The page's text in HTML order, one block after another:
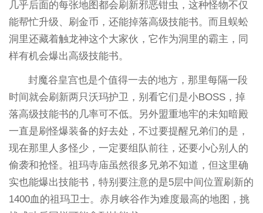
几乎后面的每张地图都会刷新邪恶钳虫，这种怪物不仅
能帮忙升级、刷金币，还能掉落高级技能书。而且蜈蚣
洞里还藏着触龙神这个大家伙，它作为洞里的霸主，同
样有机会爆出高级技能书。
封魔谷皇宫也是个值得一去的地方，那里每隔一段
时间就会刷新两只沃玛护卫，别看它们是小BOSS，掉
落高级技能书的几率可不低。另外盟重地牢的未知暗殿
一直是刷怪爆装备的好去处，不过要提醒兄弟们的是，
现在那里人多怪少，一定要组队前往，还要小心别人的
偷袭和抢怪。祖玛寺庙虽然很多兄弟不知道，但这里确
实也能爆出技能书，特别要注意的是5层中间位置刷新的
1400血的祖玛卫士。赤月峡谷作为难度最高的地图，挑